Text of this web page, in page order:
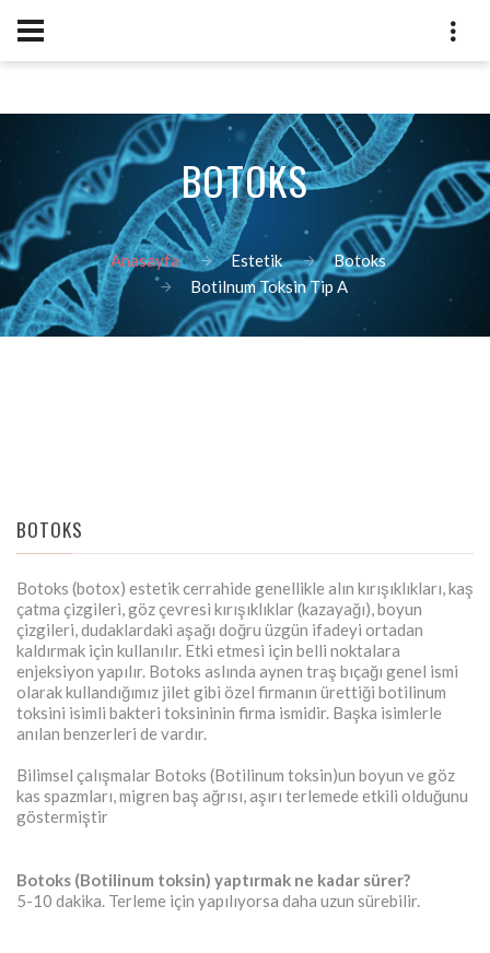
BOTOKS
Anasayfa Estetik
Botoks
Botilnum Toksin Tip A
BOTOKS
Botoks (botox) estetik cerrahide genellikle alın kırışıklıkları, kaş
çatma çizgileri, göz çevresi kırışıklıklar (kazayağı), boyun
çizgileri, dudaklardaki aşağı doğru üzgün ifadeyi ortadan
kaldırmak için kullanılır. Etki etmesi için belli noktalara
enjeksiyon yapılır. Botoks aslında aynen traş bıçağı genel ismi
olarak kullandığımız jilet gibi özel firmanın ürettiği botilinum
toksini isimli bakteri toksininin firma ismidir. Başka isimlerle
anılan benzerleri de vardır.
Bilimsel çalışmalar Botoks (Botilinum toksin)un boyun ve göz
kas spazmları, migren baş ağrısı, aşırı terlemede etkili olduğunu
göstermiştir
Botoks (Botilinum toksin) yaptırmak ne kadar sürer?
5-10 dakika. Terleme için yapılıyorsa daha uzun sürebilir.